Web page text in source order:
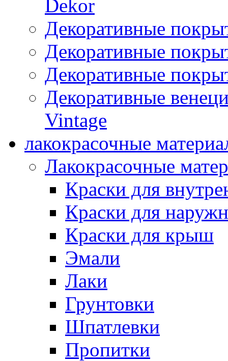
Dekor
Декоративные
Декоративные
Декоративные
Декоративные
Vintage
лакокрасочные
Лакокрасочные
Краски для
Краски для
Краски для крыш
Эмали
Лаки
Грунтовки
Шпатлевки
Пропитки